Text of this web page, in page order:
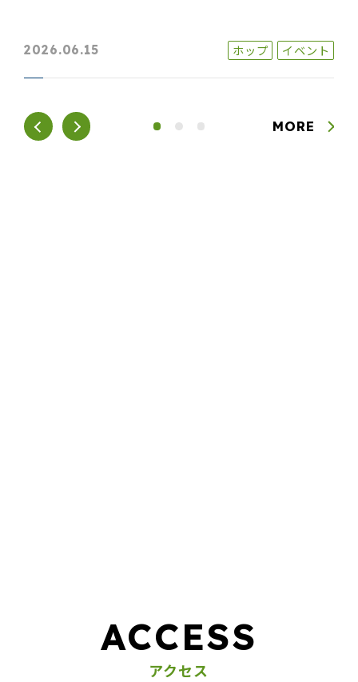
MORE
2026.06.15 ホップ イベント
ACCESS
アクセス